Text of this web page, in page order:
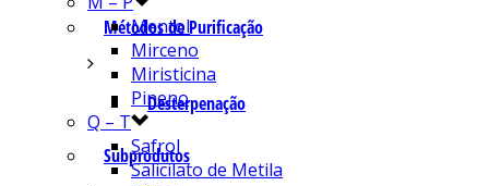
Métodos de Purificação
Desterpenação
Subprodutos
Mentol
Mirceno
Miristicina
Pineno
Q – T
Safrol
Salicilato de Metila